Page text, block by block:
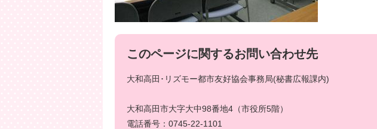
このページに関するお問い合わせ先
大和高田･リズモー都市友好協会事務局(秘書広報課内)
大和高田市大字大中98番地4（市役所5階）
電話番号：0745-22-1101